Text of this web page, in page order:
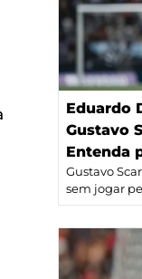
Eduardo
Gustavo
Entenda
Gustavo
sem jogar